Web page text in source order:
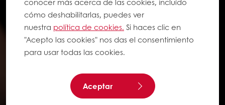
cómo deshabilitarlas, puedes ver
nuestra política de cookies. Si haces clic en
"Acepto las cookies" nos das el consentimiento
para usar todas las cookies.
Aceptar